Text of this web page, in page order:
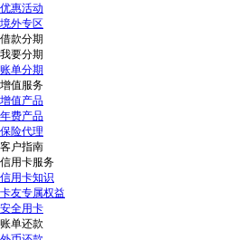
优惠活动
境外专区
借款分期
我要分期
账单分期
增值服务
增值产品
年费产品
保险代理
客户指南
信用卡服务
信用卡知识
卡友专属权益
安全用卡
账单还款